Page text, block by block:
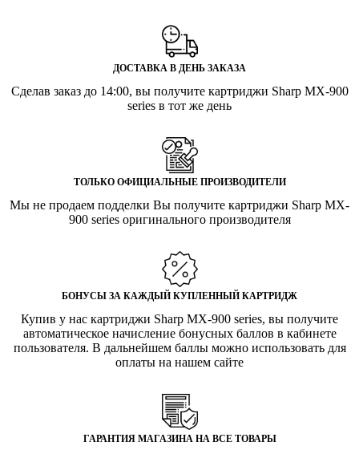
ДОСТАВКА В ДЕНЬ ЗАКАЗА
Сделав заказ до 14:00, вы получите картриджи Sharp MX-900
series в тот же день
ТОЛЬКО ОФИЦИАЛЬНЫЕ ПРОИЗВОДИТЕЛИ
Мы не продаем подделки Вы получите картриджи Sharp MX-
900 series оригинального производителя
БОНУСЫ ЗА КАЖДЫЙ КУПЛЕННЫЙ КАРТРИДЖ
Купив у нас картриджи Sharp MX-900 series, вы получите
автоматическое начисление бонусных баллов в кабинете
пользователя. В дальнейшем баллы можно использовать для
оплаты на нашем сайте
ГАРАНТИЯ МАГАЗИНА НА ВСЕ ТОВАРЫ